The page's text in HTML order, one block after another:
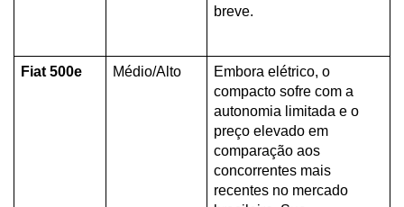
breve.
Fiat 500e Médio/Alto
Embora elétrico, o
compacto sofre com a
autonomia limitada e o
preço elevado em
comparação aos
concorrentes mais
recentes no mercado